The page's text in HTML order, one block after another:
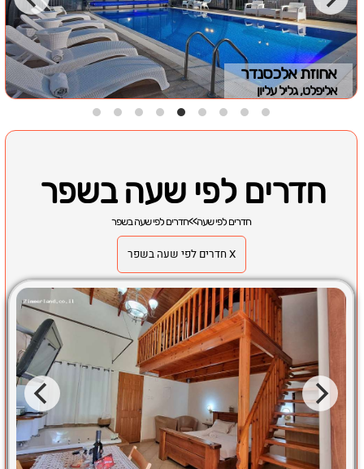
אחוזת אלכסנדר
אליפלט, גליל עליון
חדרים לפי שעה בשפר
חדרים לפי שעה>>חדרים לפי שעה בשפר
X חדרים לפי שעה בשפר